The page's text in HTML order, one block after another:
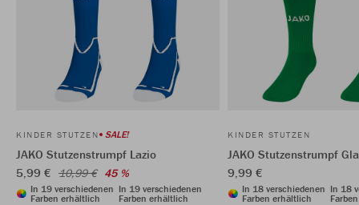
KINDER STUTZEN SALE!
JAKO Stutzenstrumpf Lazio
5,99 € 10,99 € 45 %
In 19 verschiedenen
Farben erhältlich
In 19 verschiedenen
Farben erhältlich
KINDER STUTZEN
JAKO Stutzenstrumpf
9,99 €
In 18 verschiedenen
Farben erhältlich
In 18